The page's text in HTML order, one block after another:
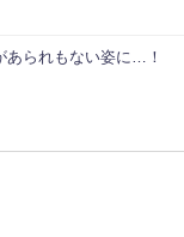
あられもない姿に…！